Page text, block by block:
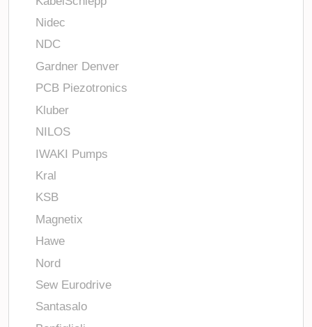
Nidec
NDC
Gardner Denver
PCB Piezotronics
Kluber
NILOS
IWAKI Pumps
Kral
KSB
Magnetix
Hawe
Nord
Sew Eurodrive
Santasalo